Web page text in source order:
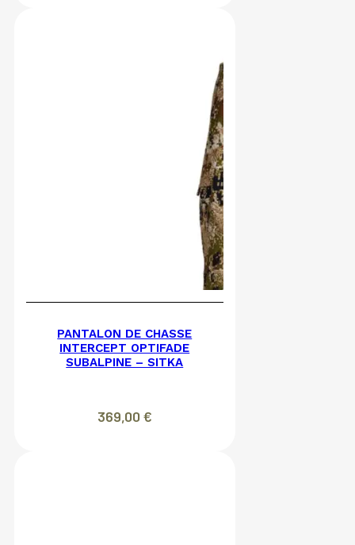
PANTALON DE CHASSE
INTERCEPT OPTIFADE
SUBALPINE – SITKA
369,00 €